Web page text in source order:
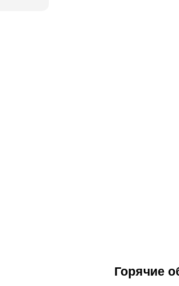
Горячие